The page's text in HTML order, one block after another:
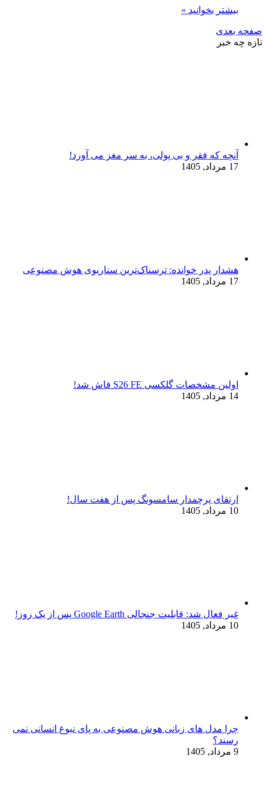
بیشتر بخوانید »
صفحه بعدی
تازه چه خبر
آنچه که فقر و بی‌ پولی، به سر مغز می‌ آورد!
17 مرداد, 1405
هشدار پدر خوانده: ترسناک‌ترین سناریوی هوش مصنوعی
17 مرداد, 1405
اولین مشخصات گلکسی S26 FE فاش شد!
14 مرداد, 1405
ارتقای پرچمدار سامسونگ پس از هفت سال!
10 مرداد, 1405
غیر فعال شد: قابلیت جنجالی Google Earth پس از یک روز!
10 مرداد, 1405
چرا مدل‌ های زبانی هوش مصنوعی به پای نبوغ انسانی نمی‌
رسند؟
9 مرداد, 1405